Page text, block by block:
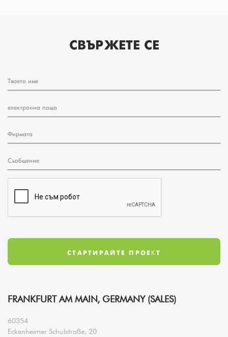
СВЪРЖЕТЕ СЕ
FRANKFURT AM MAIN, GERMANY (SALES)
60354
Eckenheimer Schulstraße, 20